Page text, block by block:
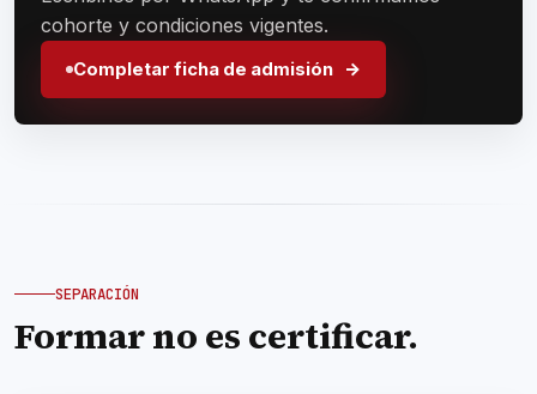
cohorte y condiciones vigentes.
Completar ficha de admisión
SEPARACIÓN
Formar no es certificar.